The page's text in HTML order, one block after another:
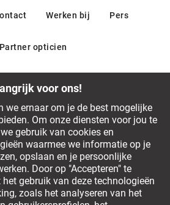
Werken bij Pers
Partner opticien
staat graag voor je klaar
vragen
Service Chat
0800 380 0677